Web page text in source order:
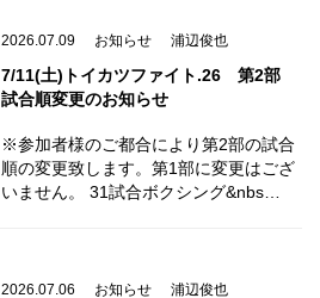
2026.07.09 お知らせ 浦辺俊也
7/11(土)トイカツファイト.26 第2部
試合順変更のお知らせ
※参加者様のご都合により第2部の試合
順の変更致します。第1部に変更はござ
いません。 31試合ボクシング&nbs…
2026.07.06 お知らせ 浦辺俊也